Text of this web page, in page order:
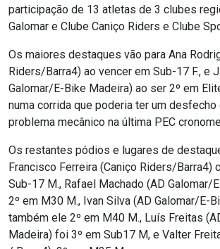
participação de 13 atletas de 3 clubes
Galomar e Clube Caniço Riders e Clube
Os maiores destaques vão para Ana
Riders/Barra4) ao vencer em Sub-17 F., e
Galomar/E-Bike Madeira) ao ser 2º em
numa corrida que poderia ter um
problema mecânico na última PEC
Os restantes pódios e lugares de
Francisco Ferreira (Caniço Riders/Barra4)
Sub-17 M., Rafael Machado (AD Galomar/
2º em M30 M., Ivan Silva (AD Galomar/E-
também ele 2º em M40 M., Luís Freitas
Madeira) foi 3º em Sub17 M, e Valter